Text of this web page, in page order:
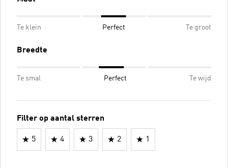
Te klein Perfect Te groot
Breedte
Te smal Perfect Te wijd
Filter op aantal sterren
5 4 3 2 1